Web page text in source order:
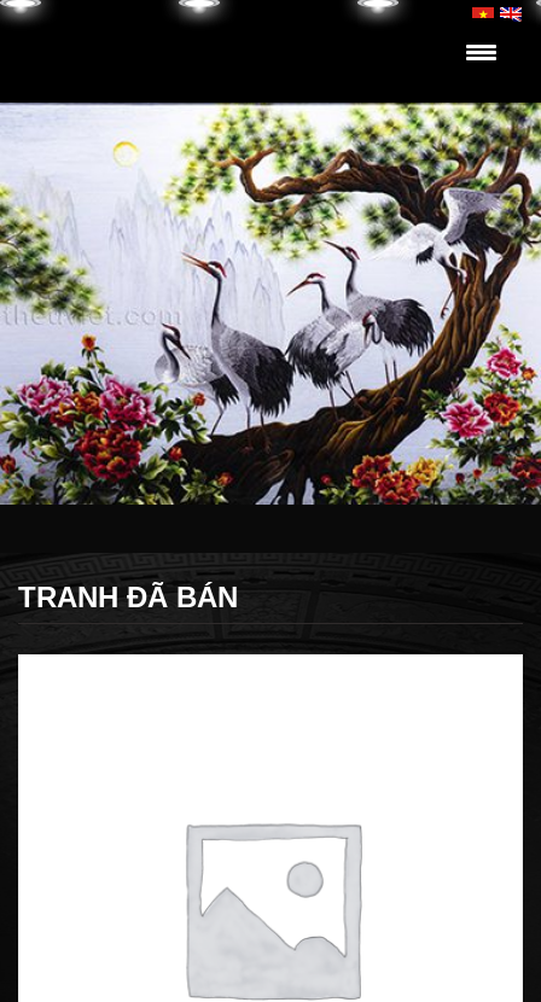
Skip to content
TRANH ĐÃ BÁN